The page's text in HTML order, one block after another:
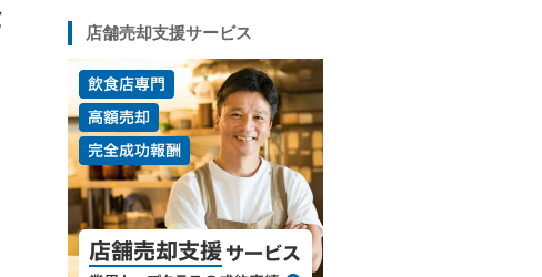
店舗売却支援サービス